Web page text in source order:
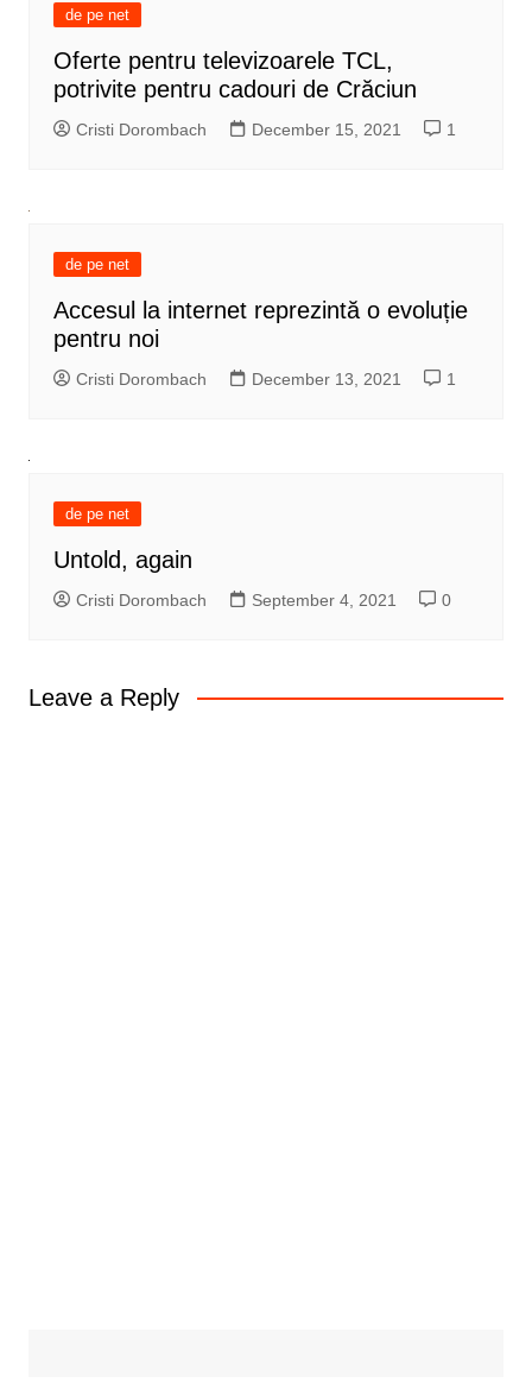
de pe net
Oferte pentru televizoarele TCL,
potrivite pentru cadouri de Crăciun
Cristi Dorombach December 15, 2021 1
de pe net
Accesul la internet reprezintă o evoluție
pentru noi
Cristi Dorombach December 13, 2021 1
de pe net
Untold, again
Cristi Dorombach September 4, 2021 0
Leave a Reply